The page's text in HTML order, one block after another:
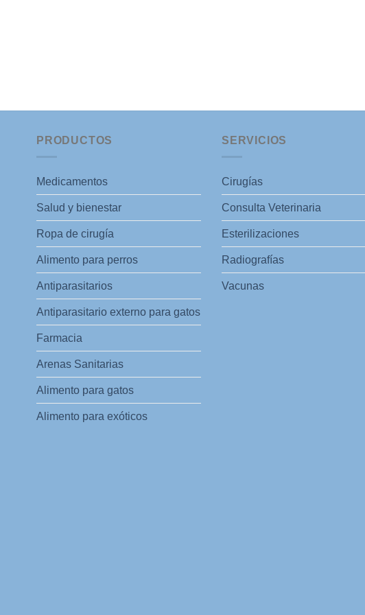
PRODUCTOS
Medicamentos
Salud y bienestar
Ropa de cirugía
Alimento para perros
Antiparasitarios
Antiparasitario externo para gatos
Farmacia
Arenas Sanitarias
Alimento para gatos
Alimento para exóticos
SERVICIOS
Cirugías
Consulta Veterinaria
Esterilizaciones
Radiografías
Vacunas